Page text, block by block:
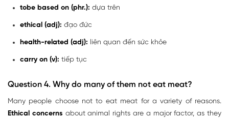
tobe based on (phr.): dựa trên
ethical (adj): đạo đức
health-related (adj): liên quan đến sức khỏe
carry on (v): tiếp tục
Question 4. Why do many of them not eat meat?
Many people choose not to eat meat for a variety of reasons.
Ethical concerns about animal rights are a major factor, as they